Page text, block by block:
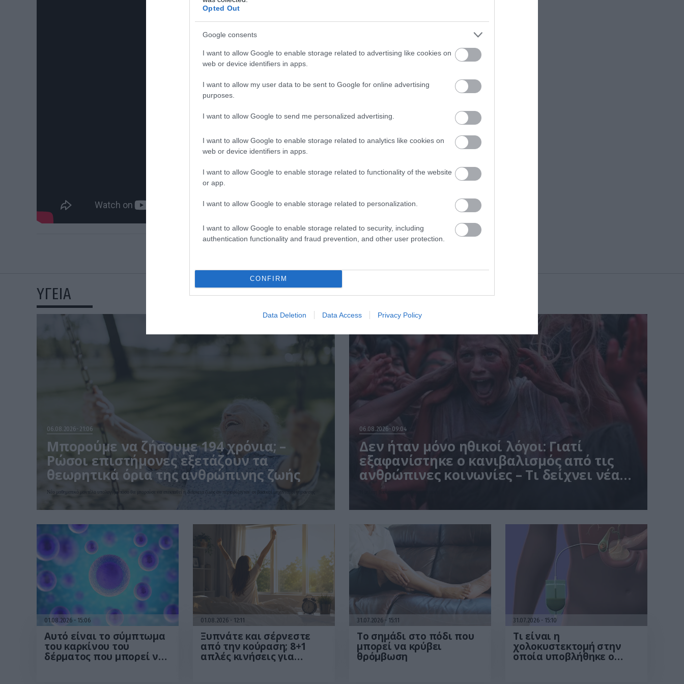
Opted Out
Google consents
I want to allow Google to enable storage related to advertising like cookies on
web or device identifiers in apps.
I want to allow my user data to be sent to Google for online advertising
purposes.
I want to allow Google to send me personalized advertising.
I want to allow Google to enable storage related to analytics like cookies on
web or device identifiers in apps.
I want to allow Google to enable storage related to functionality of the website
or app.
I want to allow Google to enable storage related to personalization.
I want to allow Google to enable storage related to security, including
authentication functionality and fraud prevention, and other user protection.
CONFIRM
Data Deletion Data Access Privacy Policy
ΥΓΕΙΑ
06.08.2026 21:06
Μπορούμε να ζήσουμε 194 χρόνια; –
Ρώσοι επιστήμονες εξετάζουν τα
θεωρητικά όρια της ανθρώπινης ζωής
Νέο μαθηματικό μοντέλο υπολογίζει πόσο θα μπορούσε να επεκταθεί η διάρκεια ζωής αν περιορίζονταν οι βασικοί μηχανισμοί γήρανσης
06.08.2026 09:04
Δεν ήταν μόνο ηθικοί λόγοι: Γιατί
εξαφανίστηκε ο κανιβαλισμός από τις
ανθρώπινες κοινωνίες – Τι δείχνει νέα
έρευνα
01.08.2026 15:06
Αυτό είναι το σύμπτωμα
του καρκίνου του
δέρματος που μπορεί να
01.08.2026 12:11
Ξυπνάτε και σέρνεστε
από την κούραση; 8+1
απλές κινήσεις για
31.07.2026 15:11
Το σημάδι στο πόδι που
μπορεί να κρύβει
θρόμβωση
31.07.2026 15:10
Τι είναι η
χολοκυστεκτομή στην
οποία υποβλήθηκε ο